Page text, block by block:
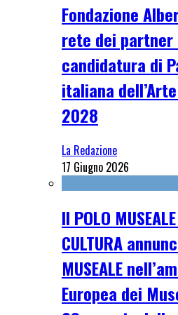
Fondazione
rete dei partner
candidatura di
italiana
2028
La Redazione
17 Giugno 2026
Il POLO
CULTURA
MUSEALE
Europea dei